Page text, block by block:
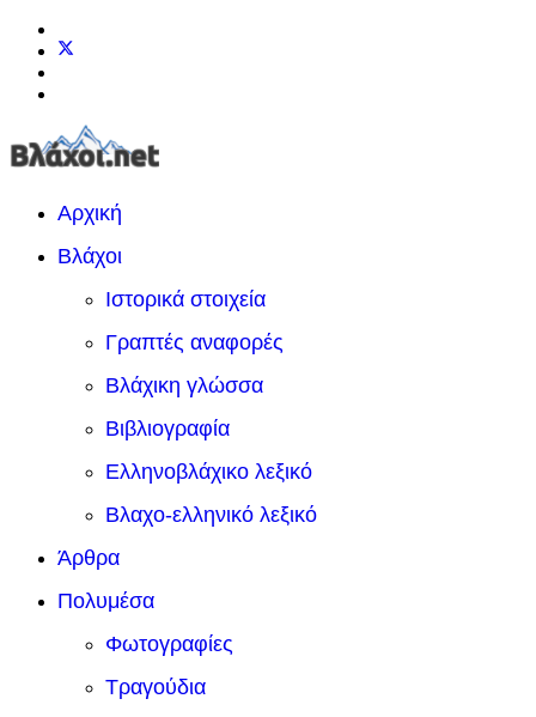
Αρχική
Βλάχοι
Ιστορικά στοιχεία
Γραπτές αναφορές
Βλάχικη γλώσσα
Βιβλιογραφία
Ελληνοβλάχικο λεξικό
Βλαχο-ελληνικό λεξικό
Άρθρα
Πολυμέσα
Φωτογραφίες
Τραγούδια